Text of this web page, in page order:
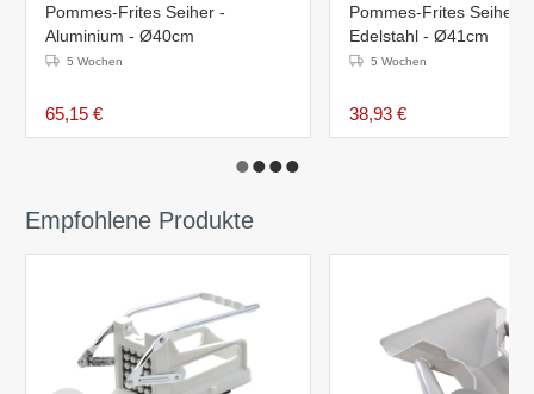
Pommes-Frites Seiher -
Aluminium - Ø40cm
5 Wochen
65,15 €
Pommes-Frites Seiher -
Edelstahl - Ø41cm
5 Wochen
38,93 €
Empfohlene Produkte